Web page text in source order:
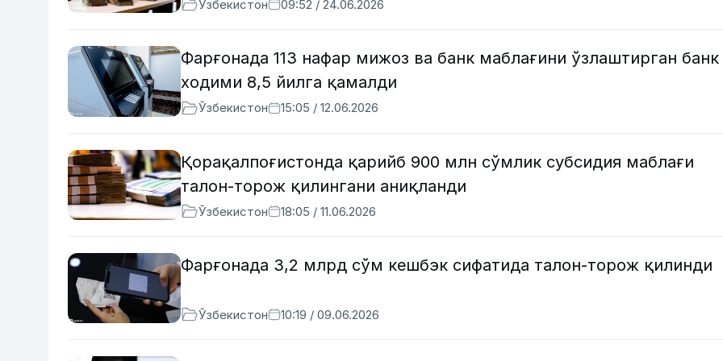
Ўзбекистон 09:52 / 24.06.2026
Фарғонада 113 нафар мижоз ва банк маблағини ўзлаштирган банк
ходими 8,5 йилга қамалди
Ўзбекистон 15:05 / 12.06.2026
Қорақалпоғистонда қарийб 900 млн сўмлик субсидия маблағи
талон-торож қилингани аниқланди
Ўзбекистон 18:05 / 11.06.2026
Фарғонада 3,2 млрд сўм кешбэк сифатида талон-торож қилинди
Ўзбекистон 10:19 / 09.06.2026